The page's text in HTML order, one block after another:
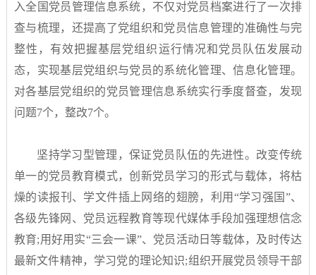
入全国党员管理信息系统，不仅对党员档案进行了一次排
查与梳理，还提高了党组织和党员信息管理的准确性与完
整性，有效把握基层党组织运行情况和党员队伍发展动
态，实现基层党组织与党员的系统化管理、信息化管理。
对各基层党组织的党员管理信息系统实行季度督查，发现
问题7个，整改7个。
坚持学习型管理，保证党员队伍的先进性。改变传统
单一的党员教育模式，创新党员学习的形式与载体，将枯
燥的读报刊、学文件插上网络的翅膀，利用“学习强国”、
各级先锋网、党员远程教育等现代媒体手段加强理想信念
教育;用好用实“三会一课”、党员活动日等载体，及时传达
最新文件精神，学习党的理论知识;组织开展党员领导干部